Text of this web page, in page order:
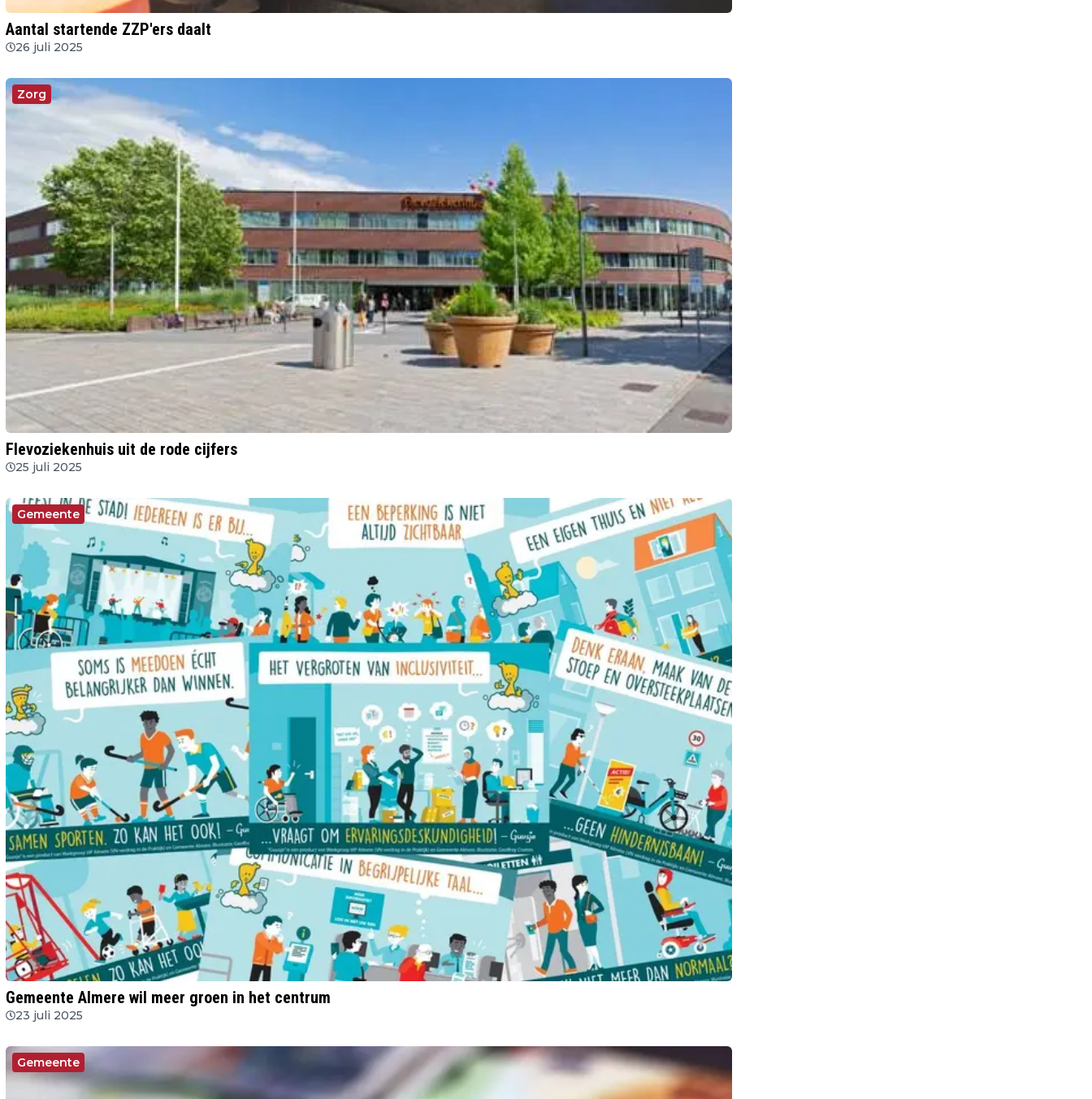
Aantal startende ZZP'ers daalt
26 juli 2025
Zorg
Flevoziekenhuis uit de rode cijfers
25 juli 2025
Gemeente
Gemeente Almere wil meer groen in het centrum
23 juli 2025
Gemeente